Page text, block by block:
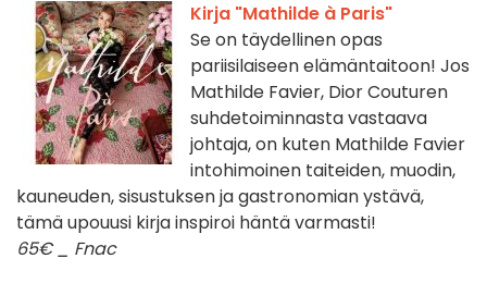
Kirja "Mathilde à Paris"
Se on täydellinen opas
pariisilaiseen elämäntaitoon! Jos
Mathilde Favier, Dior Couturen
suhdetoiminnasta vastaava
johtaja, on kuten Mathilde Favier
intohimoinen taiteiden, muodin,
kauneuden, sisustuksen ja gastronomian ystävä,
tämä upouusi kirja inspiroi häntä varmasti!
65€ _ Fnac